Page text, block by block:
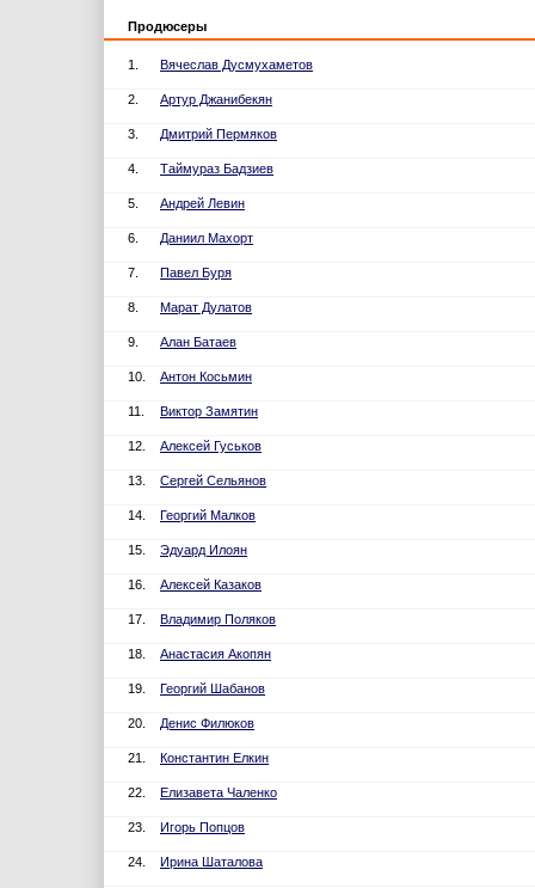
Продюсеры
1. Вячеслав Дусмухаметов
2. Артур Джанибекян
3. Дмитрий Пермяков
4. Таймураз Бадзиев
5. Андрей Левин
6. Даниил Махорт
7. Павел Буря
8. Марат Дулатов
9. Алан Батаев
10. Антон Косьмин
11. Виктор Замятин
12. Алексей Гуськов
13. Сергей Сельянов
14. Георгий Малков
15. Эдуард Илоян
16. Алексей Казаков
17. Владимир Поляков
18. Анастасия Акопян
19. Георгий Шабанов
20. Денис Филюков
21. Константин Елкин
22. Елизавета Чаленко
23. Игорь Попцов
24. Ирина Шаталова